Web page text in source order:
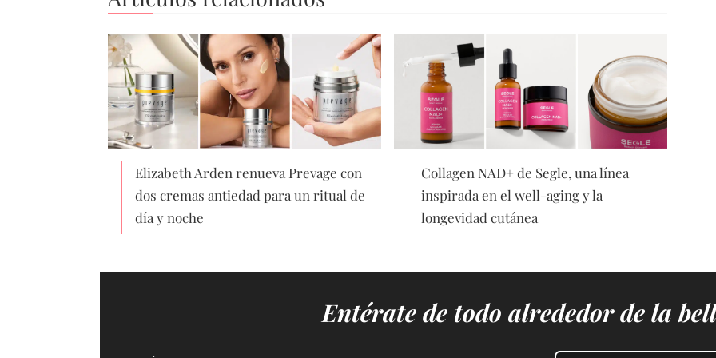
Elizabeth Arden renueva Prevage con
dos cremas antiedad para un ritual de
día y noche
Collagen NAD+ de Segle, una línea
inspirada en el well-aging y la
longevidad cutánea
Entérate de todo alrededor de la